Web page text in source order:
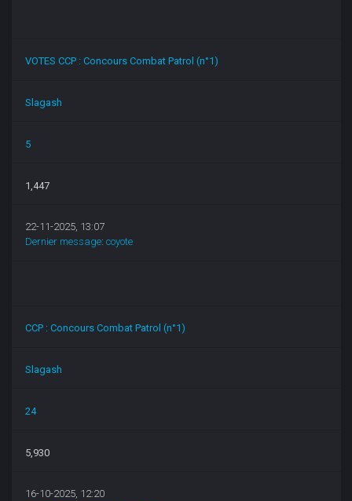
VOTES CCP : Concours Combat Patrol (n°1)
Slagash
5
1,447
22-11-2025, 13:07
Dernier message:coyote
CCP : Concours Combat Patrol (n°1)
Slagash
24
5,930
16-10-2025, 12:20